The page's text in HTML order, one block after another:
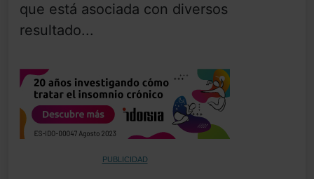
que está asociada con diversos
resultado...
PUBLICIDAD